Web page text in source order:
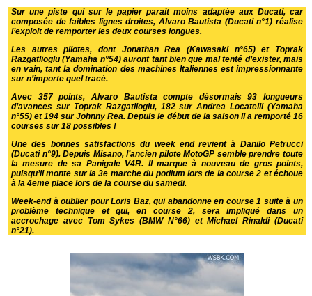
Sur une piste qui sur le papier parait moins adaptée aux Ducati, car
composée de faibles lignes droites, Alvaro Bautista (Ducati n°1) réalise
l’exploit de remporter les deux courses longues.
Les autres pilotes, dont Jonathan Rea (Kawasaki n°65) et Toprak
Razgatlioglu (Yamaha n°54) auront tant bien que mal tenté d’exister, mais
en vain, tant la domination des machines Italiennes est impressionnante
sur n’importe quel tracé.
Avec 357 points, Alvaro Bautista compte désormais 93 longueurs
d’avances sur Toprak Razgatlioglu, 182 sur Andrea Locatelli (Yamaha
n°55) et 194 sur Johnny Rea. Depuis le début de la saison il a remporté 16
courses sur 18 possibles !
Une des bonnes satisfactions du week end revient à Danilo Petrucci
(Ducati n°9). Depuis Misano, l’ancien pilote MotoGP semble prendre toute
la mesure de sa Panigale V4R. Il marque à nouveau de gros points,
puisqu’il monte sur la 3e marche du podium lors de la course 2 et échoue
à la 4eme place lors de la course du samedi.
Week-end à oublier pour Loris Baz, qui abandonne en course 1 suite à un
problème technique et qui, en course 2, sera impliqué dans un
accrochage avec Tom Sykes (BMW N°66) et Michael Rinaldi (Ducati
n°21).